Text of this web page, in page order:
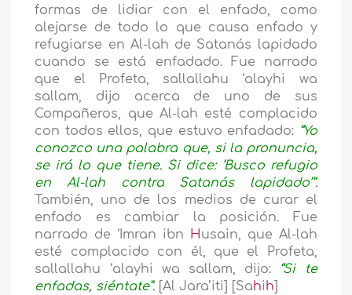
formas de lidiar con el enfado, como
alejarse de todo lo que causa enfado y
refugiarse en Al-lah de Satanás lapidado
cuando se está enfadado. Fue narrado
que el Profeta, sallallahu ‘alayhi wa
sallam, dijo acerca de uno de sus
Compañeros, que Al-lah esté complacido
con todos ellos, que estuvo enfadado: “Yo
conozco una palabra que, si la pronuncia,
se irá lo que tiene. Si dice: ‘Busco refugio
en Al-lah contra Satanás lapidado’”.
También, uno de los medios de curar el
enfado es cambiar la posición. Fue
narrado de ‘Imran ibn Husain, que Al-lah
esté complacido con él, que el Profeta,
sallallahu ‘alayhi wa sallam, dijo: “Si te
enfadas, siéntate”. [Al Jara’iti] [Sahih